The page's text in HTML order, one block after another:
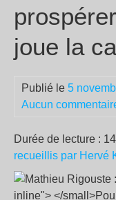
joue la
Publié le 5
Aucun
Durée de lecture :
recueillis par Hervé